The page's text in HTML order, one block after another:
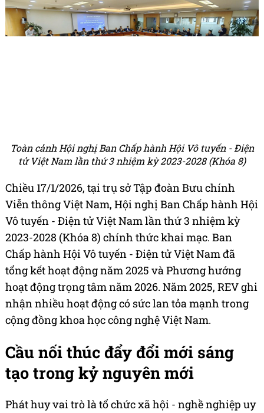
Toàn cảnh Hội nghị Ban Chấp hành Hội Vô tuyến - Điện
tử Việt Nam lần thứ 3 nhiệm kỳ 2023-2028 (Khóa 8)
Chiều 17/1/2026, tại trụ sở Tập đoàn Bưu chính
Viễn thông Việt Nam, Hội nghị Ban Chấp hành Hội
Vô tuyến - Điện tử Việt Nam lần thứ 3 nhiệm kỳ
2023-2028 (Khóa 8) chính thức khai mạc. Ban
Chấp hành Hội Vô tuyến - Điện tử Việt Nam đã
tổng kết hoạt động năm 2025 và Phương hướng
hoạt động trọng tâm năm 2026. Năm 2025, REV ghi
nhận nhiều hoạt động có sức lan tỏa mạnh trong
cộng đồng khoa học công nghệ Việt Nam.
Cầu nối thúc đẩy đổi mới sáng
tạo trong kỷ nguyên mới
Phát huy vai trò là tổ chức xã hội - nghề nghiệp uy